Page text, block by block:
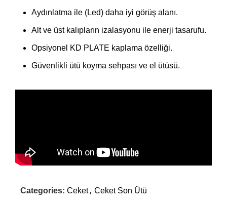
Aydınlatma ile (Led) daha iyi görüş alanı.
Alt ve üst kalıpların izalasyonu ile enerji tasarufu.
Opsiyonel KD PLATE kaplama özelliği.
Güvenlikli ütü koyma sehpası ve el ütüsü.
Categories: Ceket, Ceket Son Ütü